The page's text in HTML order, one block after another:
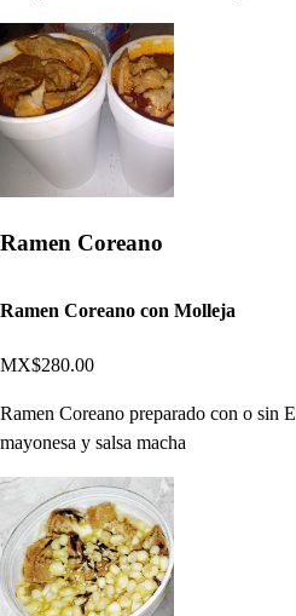
Ramen Coreano
Ramen Coreano con Molleja
MX$280.00
Ramen Coreano preparado con o sin
mayonesa y salsa macha